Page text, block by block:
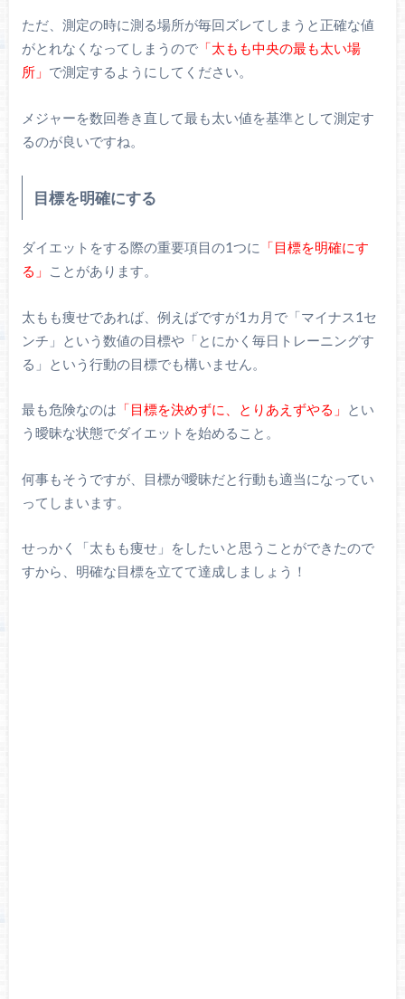
ただ、測定の時に測る場所が毎回ズレてしまうと正確な値
がとれなくなってしまうので「太もも中央の最も太い場
所」 で測定するようにしてください。
メジャーを数回巻き直して最も太い値を基準として測定す
るのが良いですね。
目標を明確にする
ダイエットをする際の重要項目の1つに 「目標を明確にす
る」
ことがあります。
太もも痩せであれば、例えばですが1カ月で「マイナス1セ
ンチ」という数値の目標や「とにかく毎日トレーニングす
る」という行動の目標でも構いません。
最も危険なのは 「目標を決めずに、とりあえずやる」
とい
う曖昧な状態でダイエットを始めること。
何事もそうですが、目標が曖昧だと行動も適当になってい
ってしまいます。
せっかく「太もも痩せ」をしたいと思うことができたので
すから、明確な目標を立てて達成しましょう！